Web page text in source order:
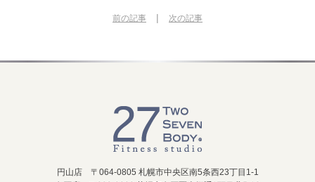
前の記事 | 次の記事
円山店 〒064-0805 札幌市中央区南5条西23丁目1-1